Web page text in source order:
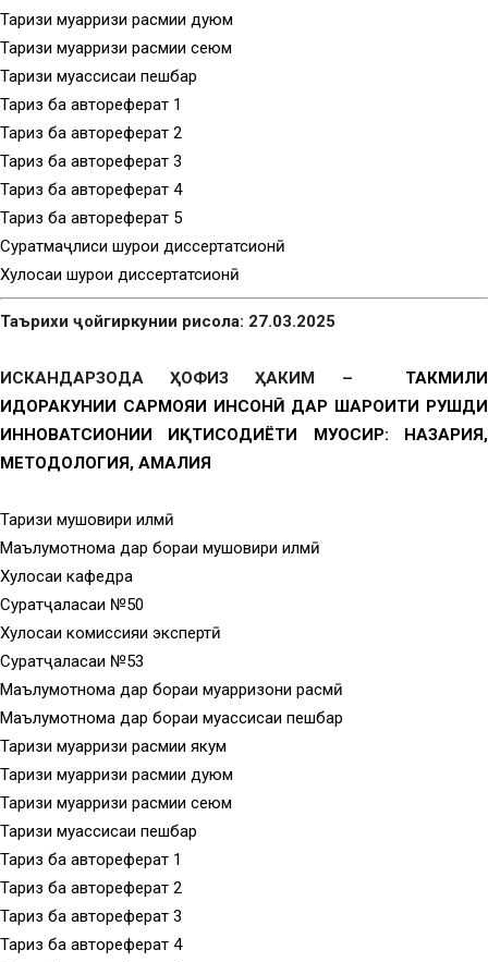
Тақризи муқарризи расмии дуюм
Тақризи муқарризи расмии сеюм
Тақризи муассисаи пешбар
Тақриз ба автореферат 1
Тақриз ба автореферат 2
Тақриз ба автореферат 3
Тақриз ба автореферат 4
Тақриз ба автореферат 5
Суратмаҷлиси шурои диссертатсионӣ
Хулосаи шурои диссертатсионӣ
Таърихи ҷойгиркунии рисола: 27.03.2025
ИСКАНДАРЗОДА ҲОФИЗ ҲАКИМ – ТАКМИЛИ
ИДОРАКУНИИ САРМОЯИ ИНСОНӢ ДАР ШАРОИТИ РУШДИ
ИННОВАТСИОНИИ ИҚТИСОДИЁТИ МУОСИР: НАЗАРИЯ,
МЕТОДОЛОГИЯ, АМАЛИЯ
Тақризи мушовири илмӣ
Маълумотнома дар бораи мушовири илмӣ
Хулосаи кафедра
Суратҷаласаи №50
Хулосаи комиссияи экспертӣ
Суратҷаласаи №53
Маълумотнома дар бораи муқарризони расмӣ
Маълумотнома дар бораи муассисаи пешбар
Тақризи муқарризи расмии якум
Тақризи муқарризи расмии дуюм
Тақризи муқарризи расмии сеюм
Тақризи муассисаи пешбар
Тақриз ба автореферат 1
Тақриз ба автореферат 2
Тақриз ба автореферат 3
Тақриз ба автореферат 4